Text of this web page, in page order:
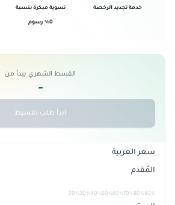
خدمة تجديد الرخصة تسوية مبكرة بنسبة
0% رسوم
القسط الشهري يبدأ من
-
ابدأ طلب تقسيط
سعر العربية
المُقدم
20% 30%40% 50%60%70%80%90%